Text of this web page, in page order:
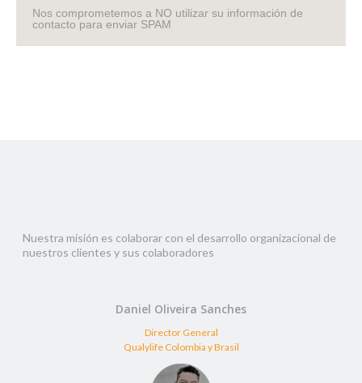
Nos comprometemos a NO utilizar su información de
contacto para enviar SPAM
Nuestra misión es colaborar con el desarrollo organizacional de
nuestros clientes y sus colaboradores
Daniel Oliveira Sanches
Director General
Qualylife Colombia y Brasil